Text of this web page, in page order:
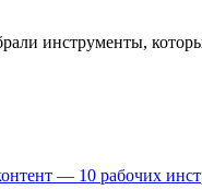
инструменты,
— 10 рабочих